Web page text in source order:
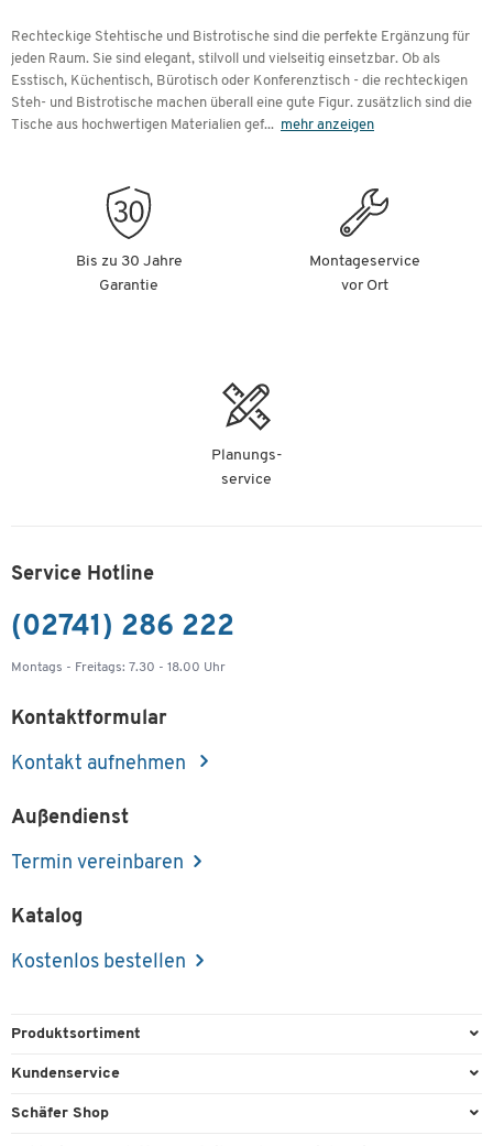
Rechteckige Stehtische und Bistrotische sind die perfekte Ergänzung für
jeden Raum. Sie sind elegant, stilvoll und vielseitig einsetzbar. Ob als
Esstisch, Küchentisch, Bürotisch oder Konferenztisch - die rechteckigen
Steh- und Bistrotische machen überall eine gute Figur. zusätzlich sind die
Tische aus hochwertigen Materialien gef... mehr anzeigen
Bis zu 30 Jahre
Garantie
Montageservice
vor Ort
Planungs-
service
Service Hotline
(02741) 286 222
Montags - Freitags: 7.30 - 18.00 Uhr
Kontaktformular
Kontakt aufnehmen
Außendienst
Termin vereinbaren
Katalog
Kostenlos bestellen
Produktsortiment
Büroausstattung
Kundenservice
Direktbestellung
Schäfer Shop